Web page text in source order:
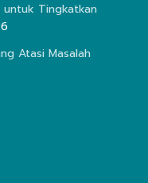
untuk Tingkatkan
Atasi Masalah